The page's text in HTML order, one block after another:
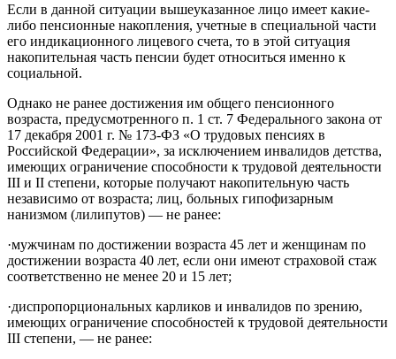
Если в данной ситуации вышеуказанное лицо имеет какие-
либо пенсионные накопления, учетные в специальной части
его индикационного лицевого счета, то в этой ситуация
накопительная часть пенсии будет относиться именно к
социальной.
Однако не ранее достижения им общего пенсионного
возраста, предусмотренного п. 1 ст. 7 Федерального закона от
17 декабря 2001 г. № 173-ФЗ «О трудовых пенсиях в
Российской Федерации», за исключением инвалидов детства,
имеющих ограничение способности к трудовой деятельности
III и II степени, которые получают накопительную часть
независимо от возраста; лиц, больных гипофизарным
нанизмом (лилипутов) — не ранее:
·мужчинам по достижении возраста 45 лет и женщинам по
достижении возраста 40 лет, если они имеют страховой стаж
соответственно не менее 20 и 15 лет;
·диспропорциональных карликов и инвалидов по зрению,
имеющих ограничение способностей к трудовой деятельности
III степени, — не ранее: